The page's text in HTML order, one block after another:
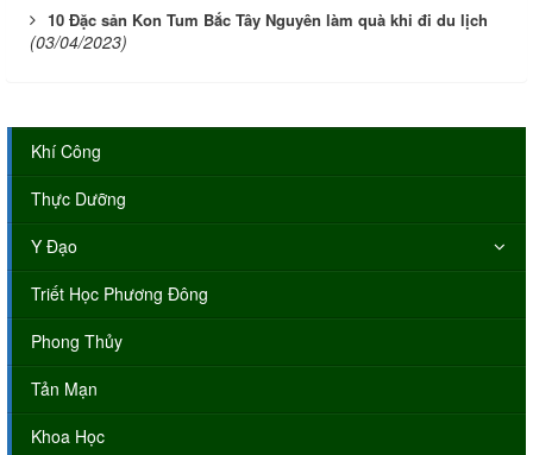
10 Đặc sản Kon Tum Bắc Tây Nguyên làm quà khi đi du lịch
(03/04/2023)
Khí Công
Thực Dưỡng
Y Đạo
Triết Học Phương Đông
Phong Thủy
Tản Mạn
Khoa Học